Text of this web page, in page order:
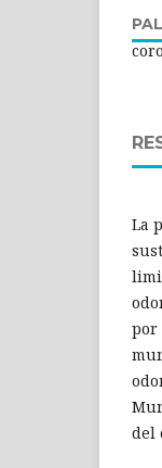
La
por
del